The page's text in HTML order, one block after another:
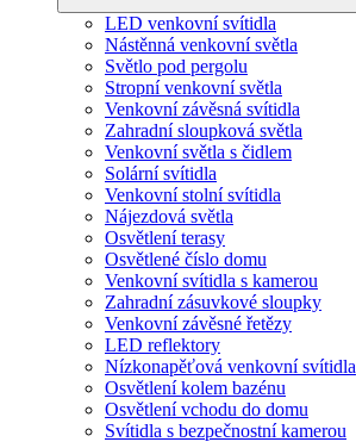
LED venkovní svítidla
Nástěnná venkovní světla
Světlo pod pergolu
Stropní venkovní světla
Venkovní závěsná svítidla
Zahradní sloupková světla
Venkovní světla s čidlem
Solární svítidla
Venkovní stolní svítidla
Nájezdová světla
Osvětlení terasy
Osvětlené číslo domu
Venkovní svítidla s kamerou
Zahradní zásuvkové sloupky
Venkovní závěsné řetězy
LED reflektory
Nízkonapěťová venkovní svítidla
Osvětlení kolem bazénu
Osvětlení vchodu do domu
Svítidla s bezpečnostní kamerou